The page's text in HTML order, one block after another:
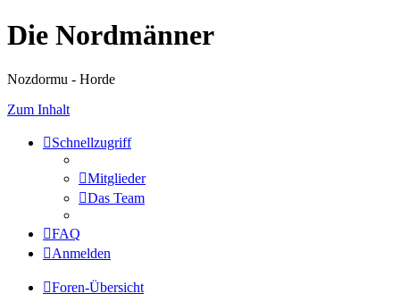
Die Nordmänner
Nozdormu - Horde
Zum Inhalt
Schnellzugriff
Mitglieder
Das Team
FAQ
Anmelden
Foren-Übersicht